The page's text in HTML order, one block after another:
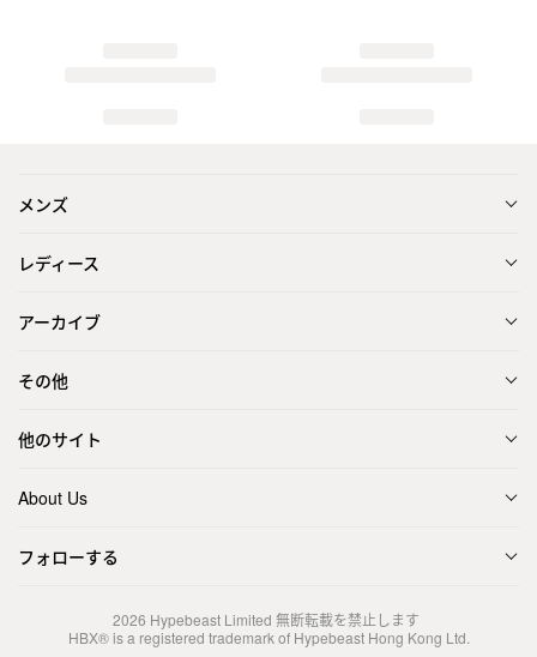
メンズ
レディース
アーカイブ
その他
他のサイト
About Us
フォローする
2026 Hypebeast Limited 無断転載を禁止します
HBX® is a registered trademark of Hypebeast Hong Kong Ltd.